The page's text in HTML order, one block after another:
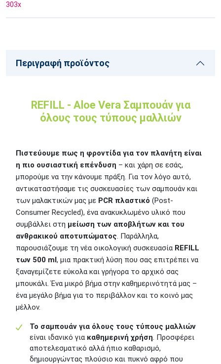
303x
Περιγραφή προϊόντος
REFILL - Aloe Vera Σαμπουάν για
όλους τους τύπους μαλλιών
Πιστεύουμε πως η φροντίδα για τον πλανήτη είναι
η πιο ουσιαστική επένδυση – και χάρη σε εσάς,
μπορούμε να την κάνουμε πράξη. Για τον λόγο αυτό,
αντικαταστήσαμε τις συσκευασίες των σαμπουάν και
των μαλακτικών μας με PCR πλαστικό (Post-
Consumer Recycled), ένα ανακυκλωμένο υλικό που
συμβάλλει στη μείωση των αποβλήτων και του
ανθρακικού αποτυπώματος. Παράλληλα,
παρουσιάζουμε τη νέα οικολογική συσκευασία REFILL
των 500 ml, μια πρακτική λύση που σας επιτρέπει να
ξαναγεμίζετε εύκολα και γρήγορα το αρχικό σας
μπουκάλι. Ένα μικρό βήμα στην καθημερινότητά μας –
ένα μεγάλο βήμα για το περιβάλλον και το κοινό μας
μέλλον.
Το σαμπουάν για όλους τους τύπους μαλλιών
είναι ιδανικό για καθημερινή χρήση. Προσφέρει
αποτελεσματικό αλλά ήπιο καθαρισμό,
δημιουργώντας πλούσιο και πυκνό αφρό που